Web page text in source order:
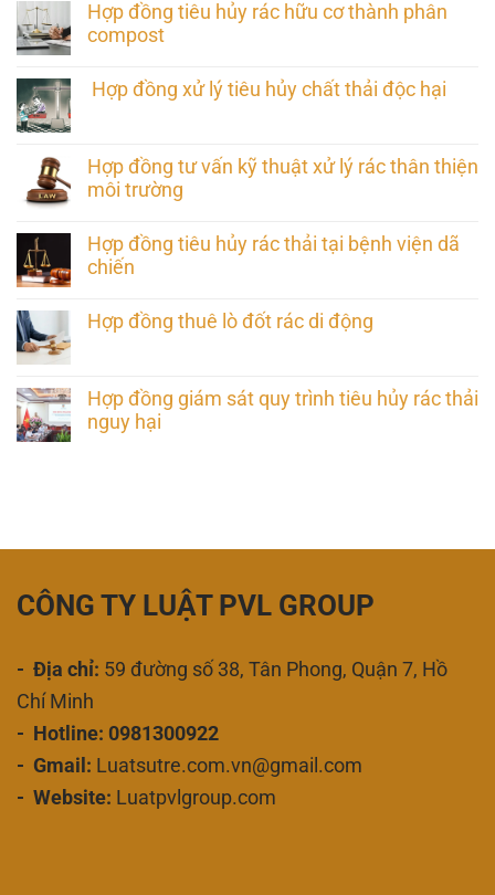
Hợp đồng tiêu hủy rác hữu cơ thành phân
compost
Hợp đồng xử lý tiêu hủy chất thải độc hại
Hợp đồng tư vấn kỹ thuật xử lý rác thân thiện
môi trường
Hợp đồng tiêu hủy rác thải tại bệnh viện dã
chiến
Hợp đồng thuê lò đốt rác di động
Hợp đồng giám sát quy trình tiêu hủy rác thải
nguy hại
CÔNG TY LUẬT PVL GROUP
- Địa chỉ: 59 đường số 38, Tân Phong, Quận 7, Hồ
Chí Minh
- Hotline: 0981300922
- Gmail: Luatsutre.com.vn@gmail.com
- Website: Luatpvlgroup.com